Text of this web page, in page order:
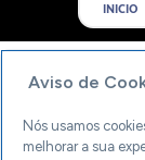
INICIO
Aviso de
Nós usamos
melhorar a sua